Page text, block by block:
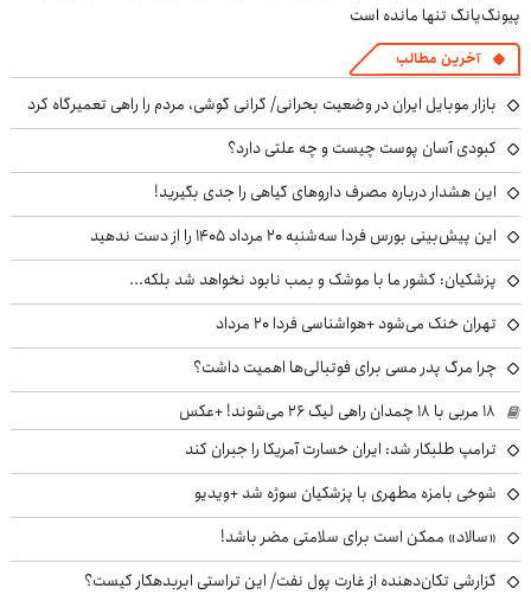
پیونگ‌یانگ تنها مانده است
آخرین مطالب
بازار موبایل ایران در وضعیت بحرانی/ گرانی گوشی، مردم را راهی تعمیرگاه کرد
کبودی آسان پوست چیست و چه علتی دارد؟
این هشدار درباره مصرف داروهای گیاهی را جدی بگیرید!
این پیش‌بینی بورس فردا سه‌شنبه ۲۰ مرداد ۱۴۰۵ را از دست ندهید
پزشکیان: کشور ما با موشک و بمب نابود نخواهد شد بلکه...
تهران خنک می‌شود +هواشناسی فردا ۲۰ مرداد
چرا مرگ پدر مسی برای فوتبالی‌ها اهمیت داشت؟
۱۸ مربی با ۱۸ چمدان راهی لیگ ۲۶ می‌شوند! +عکس
ترامپ طلبکار شد: ایران خسارت آمریکا را جبران کند
شوخی بامزه مطهری با پزشکیان سوژه شد +ویدیو
«سالاد» ممکن است برای سلامتی مضر باشد!
گزارشی تکان‌دهنده از غارت پول نفت/ این تراستی ابربدهکار کیست؟